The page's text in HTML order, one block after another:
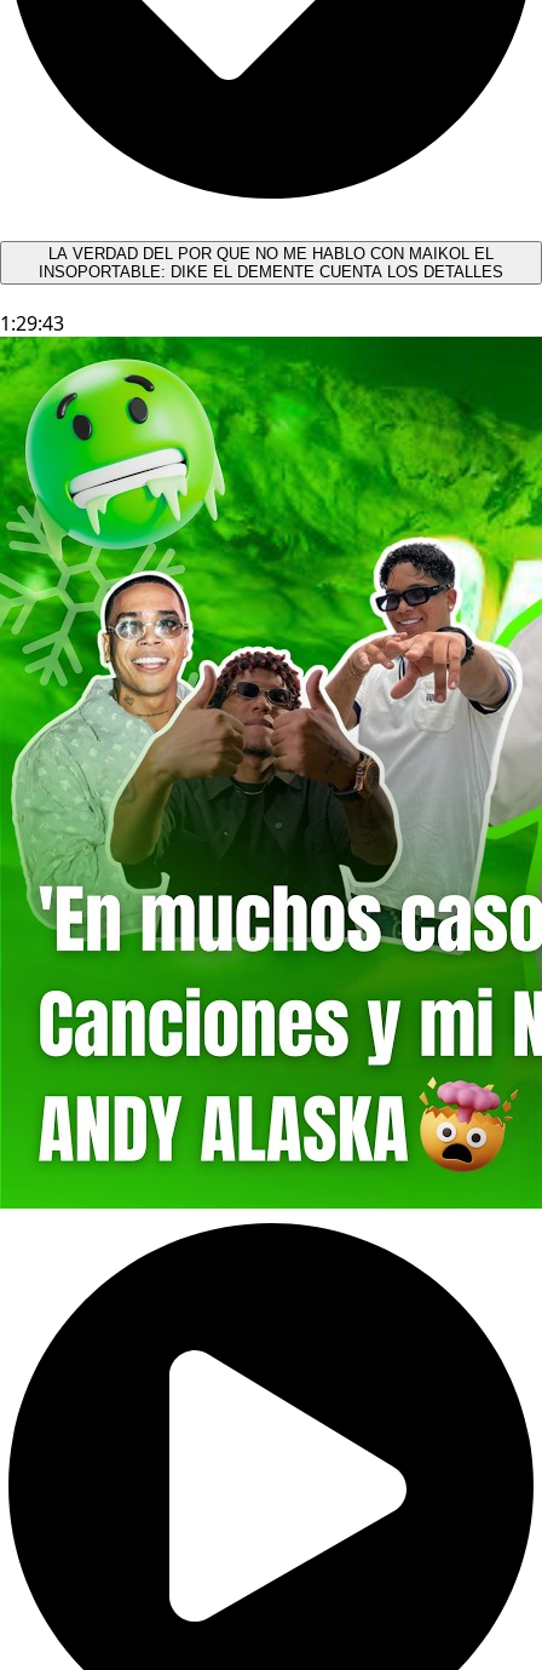
LA VERDAD DEL POR QUE NO ME HABLO CON MAIKOL EL
INSOPORTABLE: DIKE EL DEMENTE CUENTA LOS DETALLES
1:29:43